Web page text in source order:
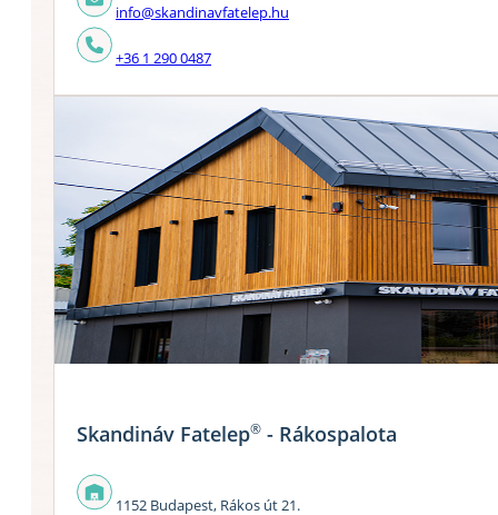
info@skandinavfatelep.hu
+36 1 290 0487
Skandináv Fatelep® - Rákospalota
1152 Budapest, Rákos út 21.